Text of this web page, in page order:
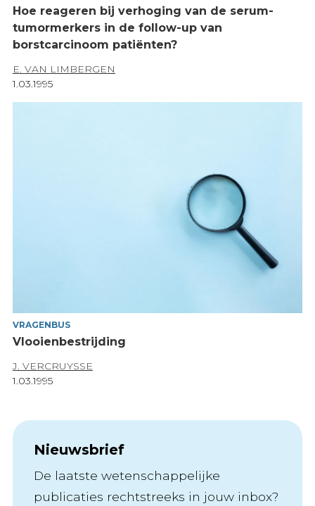
Hoe reageren bij verhoging van de serum-
tumormerkers in de follow-up van
borstcarcinoom patiënten?
E. VAN LIMBERGEN
1.03.1995
VRAGENBUS
Vlooienbestrijding
J. VERCRUYSSE
1.03.1995
Nieuwsbrief
De laatste wetenschappelijke
publicaties rechtstreeks in jouw inbox?